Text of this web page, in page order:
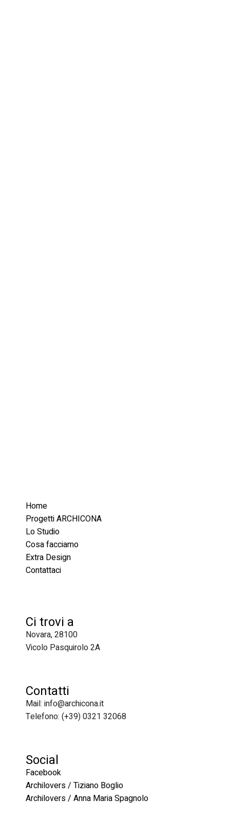
Home
Progetti ARCHICONA
Lo Studio
Cosa facciamo
Extra Design
Contattaci
Ci trovi a
Novara, 28100
Vicolo Pasquirolo 2A
Contatti
Mail: info@archicona.it
Telefono: (+39) 0321 32068
Social
Facebook
Archilovers / Tiziano Boglio
Archilovers / Anna Maria Spagnolo